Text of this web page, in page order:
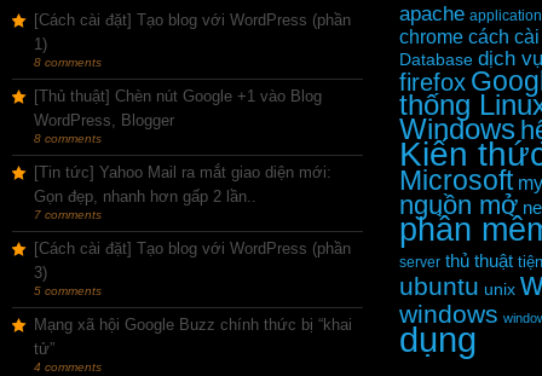
[Cách cài đặt] Tạo blog với WordPress (phần
1)
8 comments
[Thủ thuật] Chèn nút Google +1 vào Blog
WordPress, Blogger
8 comments
[Tin tức] Yahoo Mail ra mắt giao diện mới:
Gọn đẹp, nhanh hơn gấp 2 lần..
7 comments
[Cách cài đặt] Tạo blog với WordPress (phần
3)
5 comments
Mạng xã hội Google Buzz chính thức bị “khai
tử”
4 comments
apache application
chrome cách
Database dịch
firefox
thống
Windows
Kiến
Microsoft
nguồn mở
phần
server thủ thuật
ubuntu unix
windows
dụng